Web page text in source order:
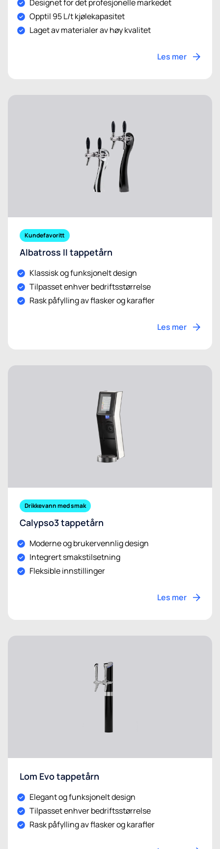
Designet for det profesjonelle markedet
Opptil 95 L/t kjølekapasitet
Laget av materialer av høy kvalitet
Les mer
Kundefavoritt
Albatross II tappetårn
Klassisk og funksjonelt design
Tilpasset enhver bedriftsstørrelse
Rask påfylling av flasker og karafler
Les mer
Drikkevann med smak
Calypso3 tappetårn
Moderne og brukervennlig design
Integrert smakstilsetning
Fleksible innstillinger
Les mer
Lom Evo tappetårn
Elegant og funksjonelt design
Tilpasset enhver bedriftsstørrelse
Rask påfylling av flasker og karafler